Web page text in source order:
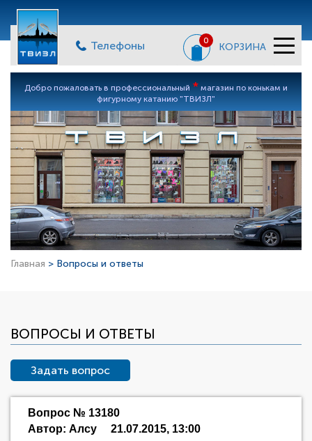
Телефоны 0
КОРЗИНА
Добро пожаловать в профессиональный * магазин по конькам и
фигурному катанию "ТВИЗЛ"
Главная > Вопросы и ответы
ВОПРОСЫ И ОТВЕТЫ
Задать вопрос
Вопрос № 13180
Автор: Алсу
21.07.2015, 13:00